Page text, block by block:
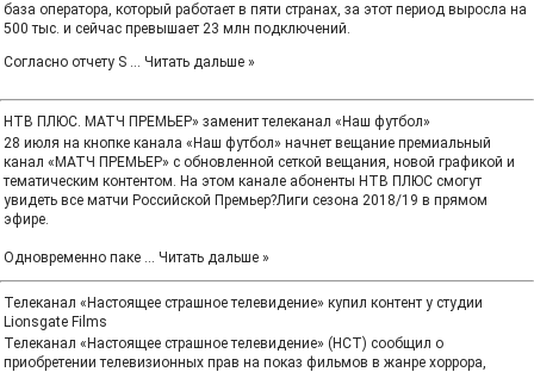
база оператора, который работает в пяти странах, за этот период выросла на
500 тыс. и сейчас превышает 23 млн подключений.
Согласно отчету S ... Читать дальше »
НТВ ПЛЮС. МАТЧ ПРЕМЬЕР» заменит телеканал «Наш футбол»
28 июля на кнопке канала «Наш футбол» начнет вещание премиальный
канал «МАТЧ ПРЕМЬЕР» с обновленной сеткой вещания, новой графикой и
тематическим контентом. На этом канале абоненты НТВ ПЛЮС смогут
увидеть все матчи Российской Премьер?Лиги сезона 2018/19 в прямом
эфире.
Одновременно паке ... Читать дальше »
Телеканал «Настоящее страшное телевидение» купил контент у студии
Lionsgate Films
Телеканал «Настоящее страшное телевидение» (НСТ) сообщил о
приобретении телевизионных прав на показ фильмов в жанре хоррора,